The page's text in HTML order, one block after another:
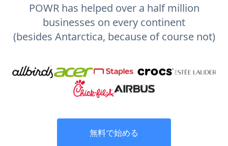
POWR has helped over a half million
businesses on every continent
(besides Antarctica, because of course not)
無料で始める